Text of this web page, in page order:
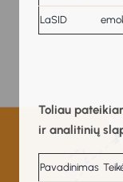
LaSID
Toliau
ir analitinių
Pavadinimas